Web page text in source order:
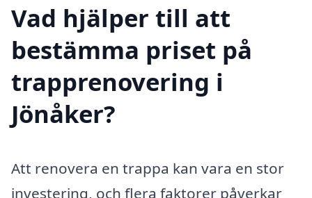
Vad hjälper till att
bestämma priset på
trapprenovering i
Jönåker?
Att renovera en trappa kan vara en stor
investering, och flera faktorer påverkar